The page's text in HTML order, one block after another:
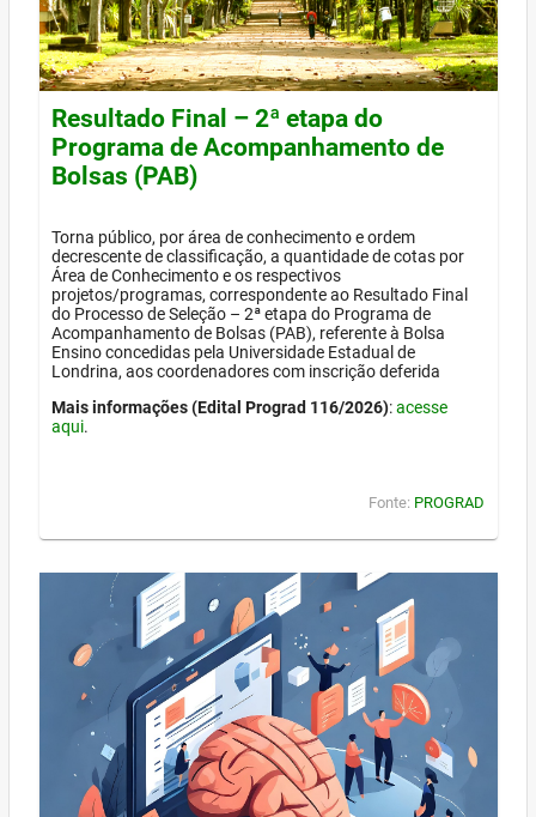
Resultado Final – 2ª etapa do
Programa de Acompanhamento de
Bolsas (PAB)
Torna público, por área de conhecimento e ordem
decrescente de classificação, a quantidade de cotas por
Área de Conhecimento e os respectivos
projetos/programas, correspondente ao Resultado Final
do Processo de Seleção – 2ª etapa do Programa de
Acompanhamento de Bolsas (PAB), referente à Bolsa
Ensino concedidas pela Universidade Estadual de
Londrina, aos coordenadores com inscrição deferida
Mais informações (Edital Prograd 116/2026):acesse
aqui.
Fonte: PROGRAD